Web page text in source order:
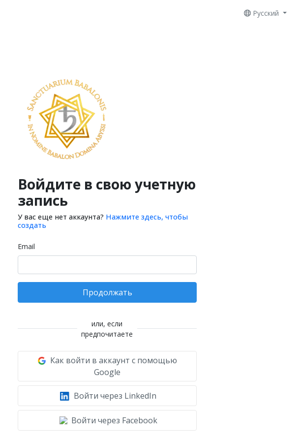
Русский
Войдите в свою учетную
запись
У вас еще нет аккаунта? Нажмите здесь, чтобы
создать
Email
Продолжать
или, если
предпочитаете
Как войти в аккаунт с помощью
Google
Войти через LinkedIn
Войти через Facebook